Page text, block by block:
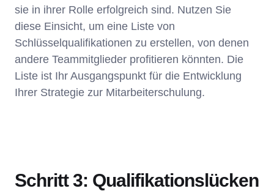
sie in ihrer Rolle erfolgreich sind. Nutzen Sie
diese Einsicht, um eine Liste von
Schlüsselqualifikationen zu erstellen, von denen
andere Teammitglieder profitieren könnten. Die
Liste ist Ihr Ausgangspunkt für die Entwicklung
Ihrer Strategie zur Mitarbeiterschulung.
Schritt 3: Qualifikationslücken